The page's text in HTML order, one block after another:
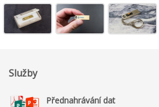
Služby
Přednahrávání dat